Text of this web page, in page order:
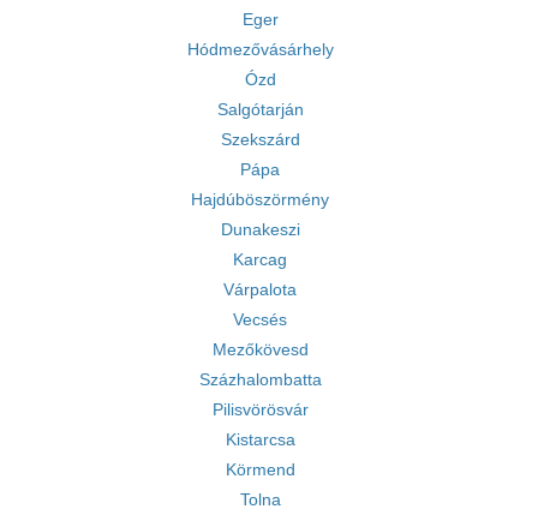
Eger
Hódmezővásárhely
Ózd
Salgótarján
Szekszárd
Pápa
Hajdúböszörmény
Dunakeszi
Karcag
Várpalota
Vecsés
Mezőkövesd
Százhalombatta
Pilisvörösvár
Kistarcsa
Körmend
Tolna